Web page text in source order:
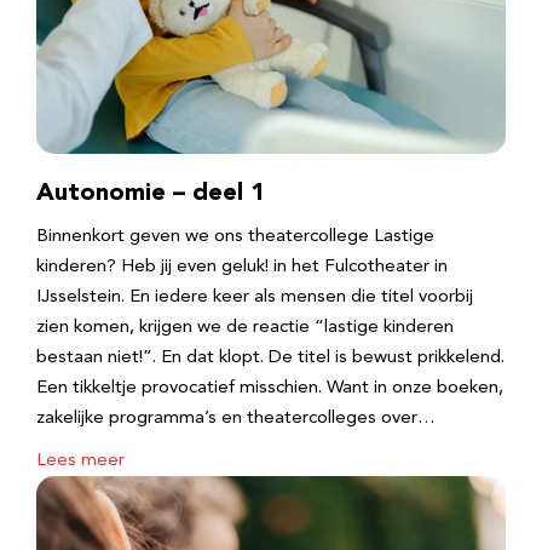
Autonomie – deel 1
Binnenkort geven we ons theatercollege Lastige
kinderen? Heb jij even geluk! in het Fulcotheater in
IJsselstein. En iedere keer als mensen die titel voorbij
zien komen, krijgen we de reactie “lastige kinderen
bestaan niet!”. En dat klopt. De titel is bewust prikkelend.
Een tikkeltje provocatief misschien. Want in onze boeken,
zakelijke programma’s en theatercolleges over…
Lees meer